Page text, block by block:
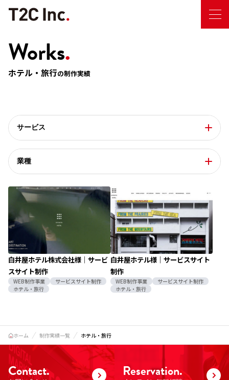
Works.
ホテル・旅行の制作実績
サービス
業種
白井屋ホテル株式会社様｜サービ
スサイト制作
WEB制作事業
サービスサイト制作
ホテル・旅行
白井屋ホテル様｜サービスサイト
制作
WEB制作事業
サービスサイト制作
ホテル・旅行
ホーム 制作実績一覧 ホテル・旅行
Contact. Reservation.